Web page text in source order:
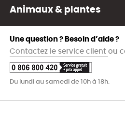
Animaux & plantes
Une question ? Besoin d’aide ?
Contactez le service client ou
Du lundi au samedi de 10h à 18h.